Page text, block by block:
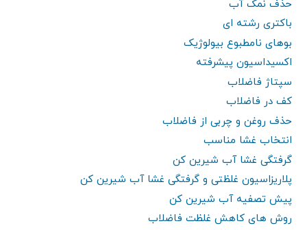
حذف نمک آب
باکتری رشته ای
بوهای نامطبوع بیولوژیک
اکسیداسیون پیشرفته
سپتاژ فاضلاب
کف در فاضلاب
حذف روغن و چربی از فاضلاب
انتخاب غشا مناسب
گرفتگی غشا آب شیرین کن
پلاریزاسیون غلظتی و گرفتگی غشا آب شیرین کن
پیش تصفیه آب شیرین کن
روش های کاهش غلظت فاضلاب